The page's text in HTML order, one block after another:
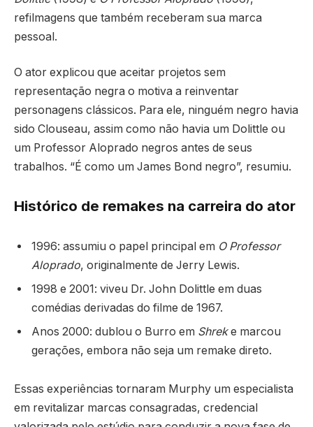
refilmagens que também receberam sua marca
pessoal.
O ator explicou que aceitar projetos sem
representação negra o motiva a reinventar
personagens clássicos. Para ele, ninguém negro havia
sido Clouseau, assim como não havia um Dolittle ou
um Professor Aloprado negros antes de seus
trabalhos. “É como um James Bond negro”, resumiu.
Histórico de remakes na carreira do ator
1996: assumiu o papel principal em O Professor
Aloprado, originalmente de Jerry Lewis.
1998 e 2001: viveu Dr. John Dolittle em duas
comédias derivadas do filme de 1967.
Anos 2000: dublou o Burro em Shreke marcou
gerações, embora não seja um remake direto.
Essas experiências tornaram Murphy um especialista
em revitalizar marcas consagradas, credencial